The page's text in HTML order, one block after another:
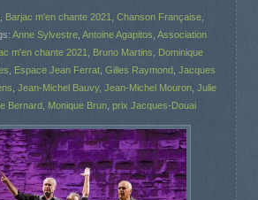
Barjac m'en chante 2021 Chanson Française
Anne Sylvestre Antoine Agapitos Association
m'en chante 2021 Bruno Martins
Dominique
Espace Jean Ferrat Gilles Raymond Jacques
Jean-Michel Bauvy, Jean-Michel Mouron Julie
Bernard Monique Brun prix Jacques-Douai